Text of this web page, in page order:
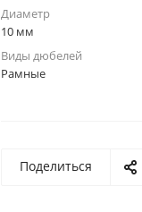
Диаметр
10 мм
Виды дюбелей
Рамные
Поделиться